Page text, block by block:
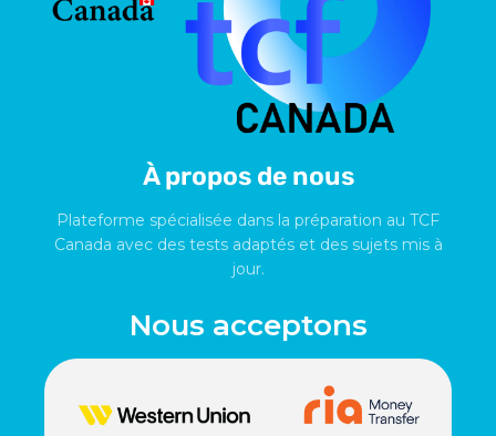
À propos de nous
Plateforme spécialisée dans la préparation au TCF
Canada avec des tests adaptés et des sujets mis à
jour.
Nous acceptons